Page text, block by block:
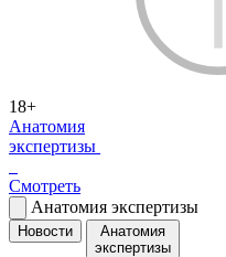
18+
Анатомия
экспертизы
Смотреть
Анатомия экспертизы
Новости
Анатомия
экспертизы